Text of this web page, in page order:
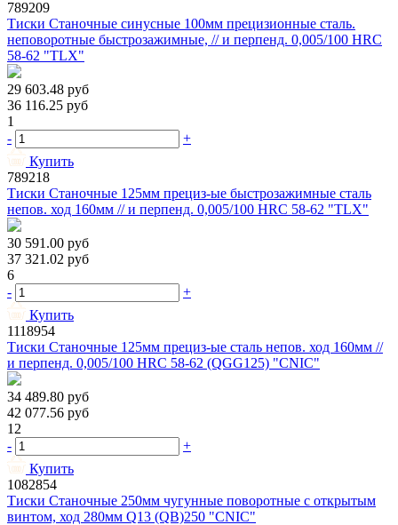
789209
Тиски Станочные синусные 100мм прецизионные сталь.
неповоротные быстрозажимные, // и перпенд. 0,005/100 HRС
58-62 "TLX"
29 603.48 руб
36 116.25 руб
1
-
+
Купить
789218
Тиски Станочные 125мм прециз-ые быстрозажимные сталь
непов. ход 160мм // и перпенд. 0,005/100 HRС 58-62 "TLX"
30 591.00 руб
37 321.02 руб
6
-
+
Купить
1118954
Тиски Станочные 125мм прециз-ые сталь непов. ход 160мм //
и перпенд. 0,005/100 HRС 58-62 (QGG125) "CNIC"
34 489.80 руб
42 077.56 руб
12
-
+
Купить
1082854
Тиски Станочные 250мм чугунные поворотные с открытым
винтом, ход 280мм Q13 (QB)250 "CNIC"